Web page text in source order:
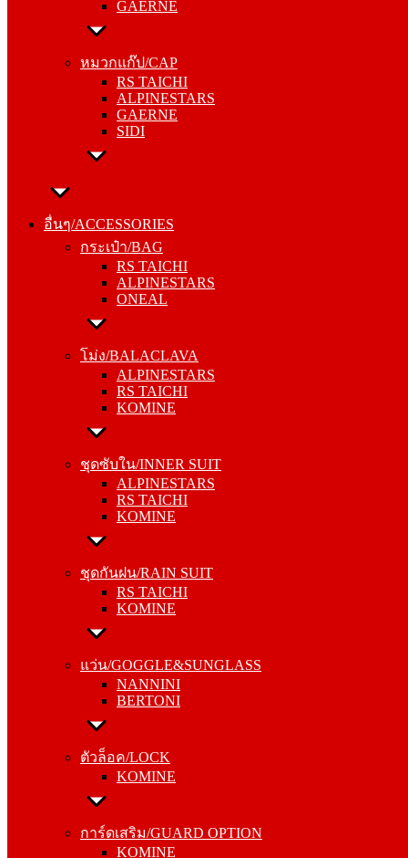
GAERNE
หมวกแก๊ป/CAP
RS TAICHI
ALPINESTARS
GAERNE
SIDI
อื่นๆ/ACCESSORIES
กระเป๋า/BAG
RS TAICHI
ALPINESTARS
ONEAL
โม่ง/BALACLAVA
ALPINESTARS
RS TAICHI
KOMINE
ชุดซับใน/INNER SUIT
ALPINESTARS
RS TAICHI
KOMINE
ชุดกันฝน/RAIN SUIT
RS TAICHI
KOMINE
แว่น/GOGGLE&SUNGLASS
NANNINI
BERTONI
ตัวล็อค/LOCK
KOMINE
การ์ดเสริม/GUARD OPTION
KOMINE
หมวกแก๊ป/CAP
ALPINESTARS
GAERNE
SIDI
อื่นๆ/ACCESSORIES
RS TAICHI
ALPINESTARS
ONEAL
โม่ง/BALACLAVA
RS TAICHI
KOMINE
ชุดซับใน/INNER SUIT
RS TAICHI
KOMINE
ชุดกันฝน/RAIN SUIT
KOMINE
แว่น/GOGGLE&SUNGLASS
BERTONI
ตัวล็อค/LOCK
การ์ดเสริม/GUARD OPTION
RS TAICHI
ALPINESTARS